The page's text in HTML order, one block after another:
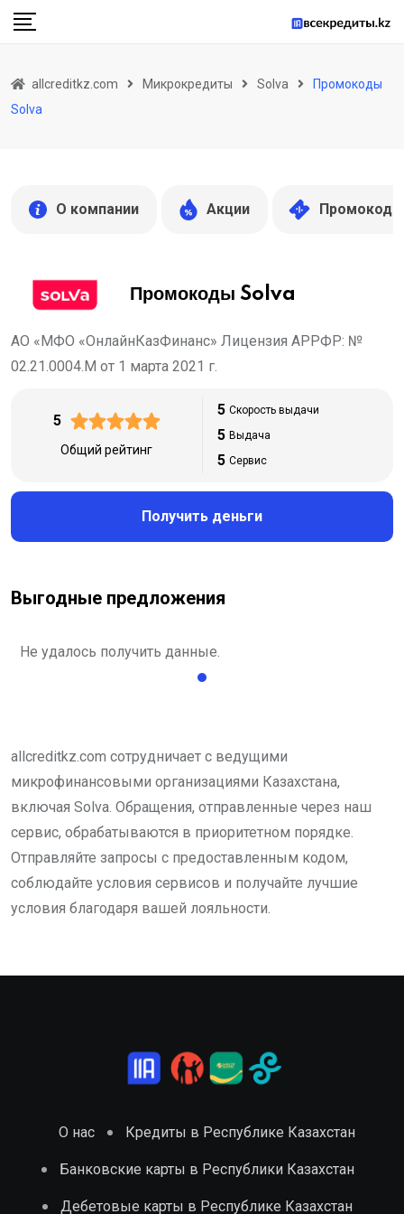
Skip
allcreditkz.com Микрокредиты Solva
Промокоды
Solva
О компании Акции Промокоды
Промокоды Solva
АО «МФО «ОнлайнКазФинанс» Лицензия АРРФР: №
02.21.0004.М от 1 марта 2021 г.
5
Общий рейтинг
5 Скорость выдачи
5 Выдача
5 Сервис
Получить деньги
Выгодные предложения
Не удалось получить данные.
allcreditkz.com сотрудничает с ведущими
микрофинансовыми организациями Казахстана,
включая Solva. Обращения, отправленные через наш
сервис, обрабатываются в приоритетном порядке.
Отправляйте запросы с предоставленным кодом,
соблюдайте условия сервисов и получайте лучшие
условия благодаря вашей лояльности.
О нас Кредиты в Республике Казахстан
Банковские карты в Республики Казахстан
Дебетовые карты в Республике Казахстан